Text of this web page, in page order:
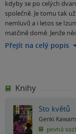
kdyby se po celých
společně. Je tomu tak
nemluví) a i letos se
matčině domě. Jenže
Přejít na celý popis
Knihy
Sto květů
Genki
pevná